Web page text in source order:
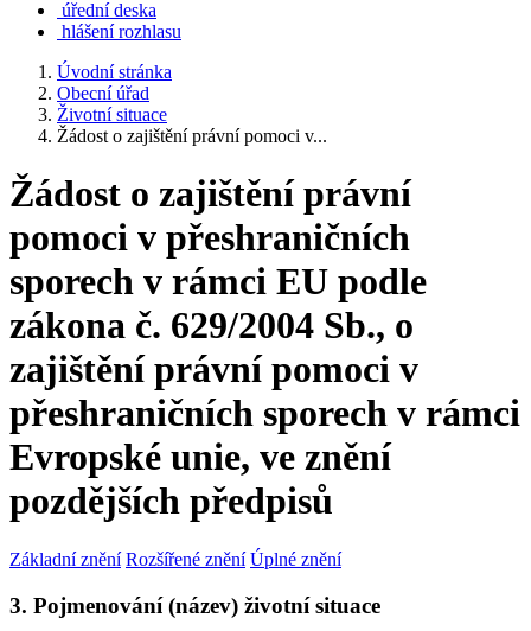
úřední deska
hlášení rozhlasu
Úvodní stránka
Obecní úřad
Životní situace
Žádost o zajištění právní pomoci v...
Žádost o zajištění právní
pomoci v přeshraničních
sporech v rámci EU podle
zákona č. 629/2004 Sb., o
zajištění právní pomoci v
přeshraničních sporech v rámci
Evropské unie, ve znění
pozdějších předpisů
Základní znění Rozšířené znění Úplné znění
3. Pojmenování (název) životní situace